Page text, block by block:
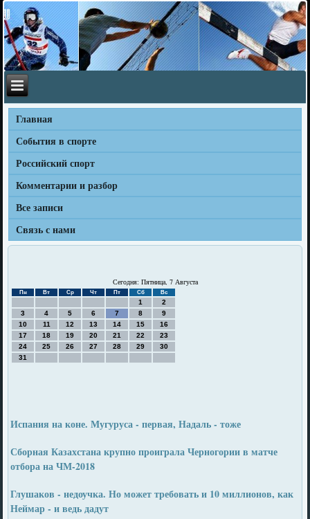
Главная
События в спорте
Российский спорт
Комментарии и разбор
Все записи
Связь с нами
Сегодня: Пятница, 7 Августа
Пн Вт Ср Чт Пт Сб Вс
1
2
3
4 5 6 7 8
9
10
11 12 13 14 15
16
17
18 19 20 21 22
23
24
25 26 27 28 29
30
31
Испания на коне. Мугуруса - первая, Надаль - тоже
Сборная Казахстана крупно проиграла Черногории в матче
отбора на ЧМ-2018
Глушаков - недоучка. Но может требовать и 10 миллионов, как
Неймар - и ведь дадут